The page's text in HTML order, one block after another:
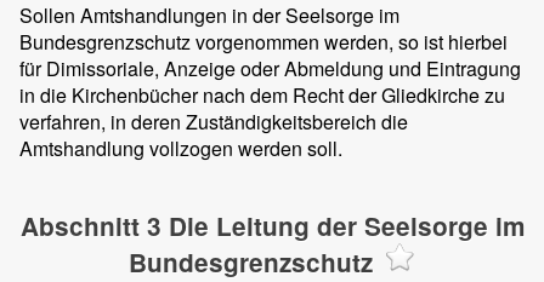
Sollen Amtshandlungen in der Seelsorge im
Bundesgrenzschutz vorgenommen werden, so ist hierbei
für Dimissoriale, Anzeige oder Abmeldung und Eintragung
in die Kirchenbücher nach dem Recht der Gliedkirche zu
verfahren, in deren Zuständigkeitsbereich die
Amtshandlung vollzogen werden soll.
Abschnitt 3 Die Leitung der Seelsorge im
Bundesgrenzschutz